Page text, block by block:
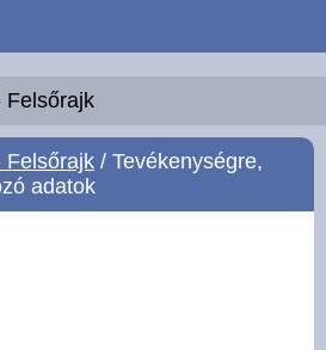
Felsőrajk
Felsőrajk / Tevékenységre,
adatok